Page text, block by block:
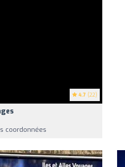
4.7 (22)
coordonnées